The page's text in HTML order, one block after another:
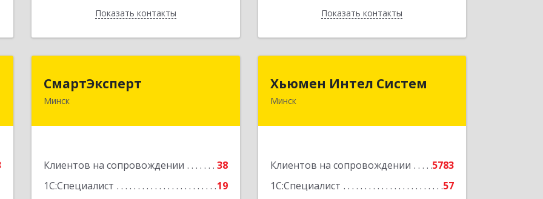
Показать контакты
Назад Показать контакты
Назад
СмартЭксперт
Минск
Клиентов на сопровождении
38
1С:Специалист
19
Подробнее
Хьюмен Интел Систем
Минск
Клиентов на сопровождении
5783
1С:Специалист
57
220083, г. Минск, пр. Дзержинского,